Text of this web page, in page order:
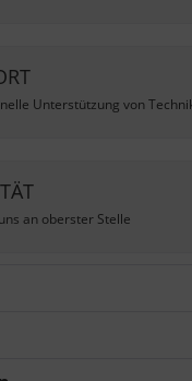
Unterstützung von
an oberster Stelle